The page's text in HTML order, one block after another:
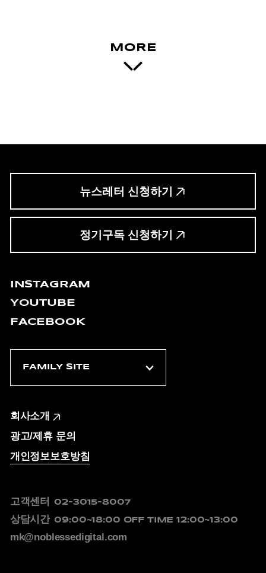
MORE
뉴스레터 신청하기
정기구독 신청하기
INSTAGRAM
YOUTUBE
FACEBOOK
회사소개
광고/제휴 문의
개인정보보호방침
고객센터 02-3015-8007
상담시간 09:00~18:00 OFF TIME 12:00~13:00
mk@noblessedigital.com